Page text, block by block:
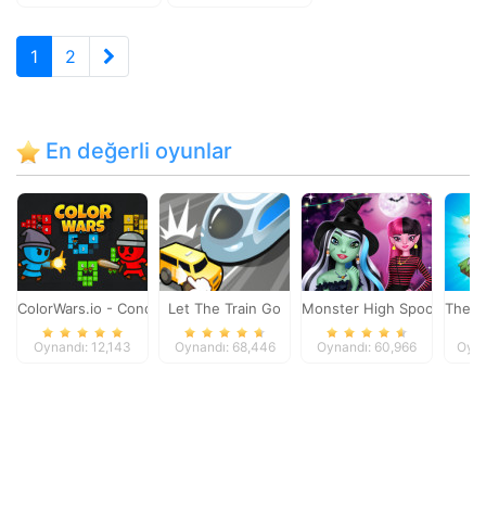
1 2
En değerli oyunlar
ColorWars.io - Conquest Game
Oynandı: 12,143
Let The Train Go
Oynandı: 68,446
Monster High Spooky
Oynandı: 60,966
The